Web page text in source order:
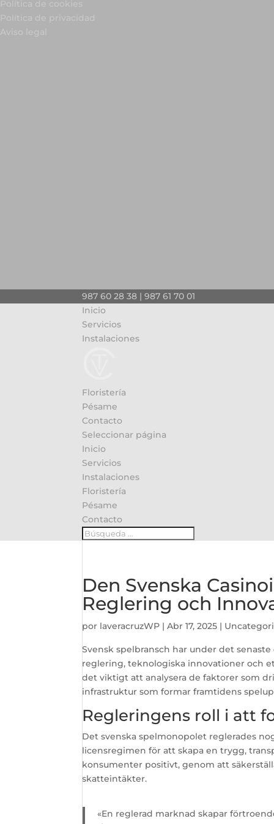
987 60 28 38 | 987 61 70 01
Inicio
Servicios
Instalaciones
Floristería
Pésame
Contacto
Seleccionar página
Inicio
Servicios
Instalaciones
Floristería
Pésame
Contacto
Den Svenska
Reglering och
por laveracruzWP |Abr 17, 2025 |
Svensk spelbransch har under det
reglering, teknologiska innovationer och
det viktigt att analysera de faktorer som
infrastruktur som formar framtidens
Regleringens roll i att
Det svenska spelmonopolet reglerades
licensregimen för att skapa en trygg,
konsumenter positivt, genom att
skatteintäkter.
«En reglerad marknad skapar